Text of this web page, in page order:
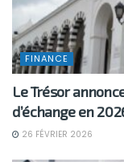
FINANCE
Le Trésor
d’échange en
26 FÉVRIER 2026